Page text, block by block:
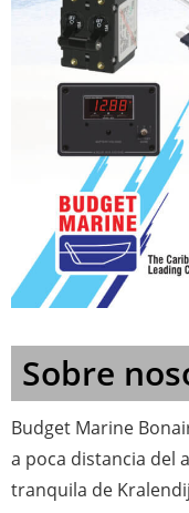
Sobre
Budget Marine
a poca distancia del
tranquila de